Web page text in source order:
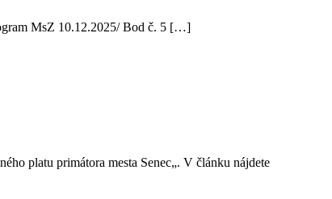
MsZ 10.12.2025/ Bod č. 5 […]
platu primátora mesta Senec„. V článku nájdete